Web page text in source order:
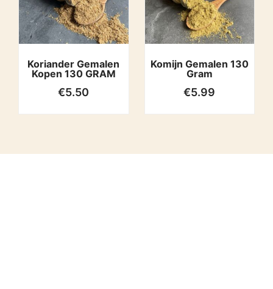
Koriander Gemalen
Kopen 130 GRAM
€5.50
Komijn Gemalen 130
Gram
€5.99